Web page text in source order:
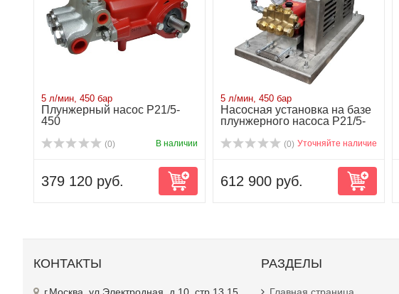
5 л/мин, 450 бар
Плунжерный насос P21/5-
450
(0) В наличии
379 120 руб.
5 л/мин, 450 бар
Насосная установка на базе
плунжерного насоса P21/5-
(0) Уточняйте наличие
612 900 руб.
КОНТАКТЫ РАЗДЕЛЫ